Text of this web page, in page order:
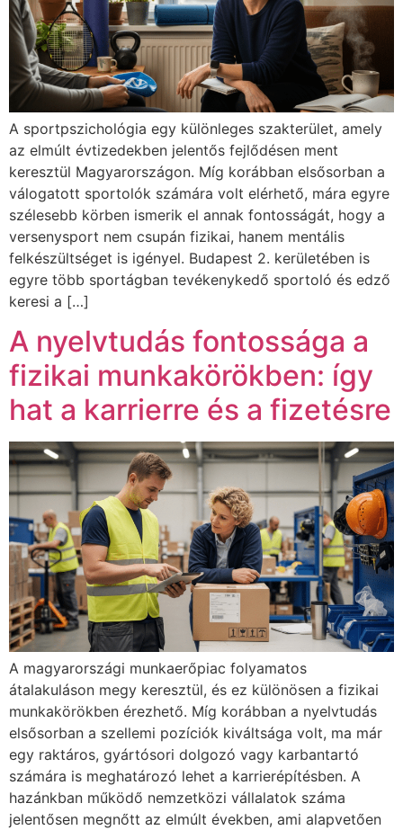
A sportpszichológia egy különleges szakterület, amely
az elmúlt évtizedekben jelentős fejlődésen ment
keresztül Magyarországon. Míg korábban elsősorban a
válogatott sportolók számára volt elérhető, mára egyre
szélesebb körben ismerik el annak fontosságát, hogy a
versenysport nem csupán fizikai, hanem mentális
felkészültséget is igényel. Budapest 2. kerületében is
egyre több sportágban tevékenykedő sportoló és edző
keresi a […]
A nyelvtudás fontossága a
fizikai munkakörökben: így
hat a karrierre és a fizetésre
A magyarországi munkaerőpiac folyamatos
átalakuláson megy keresztül, és ez különösen a fizikai
munkakörökben érezhető. Míg korábban a nyelvtudás
elsősorban a szellemi pozíciók kiváltsága volt, ma már
egy raktáros, gyártósori dolgozó vagy karbantartó
számára is meghatározó lehet a karrierépítésben. A
hazánkban működő nemzetközi vállalatok száma
jelentősen megnőtt az elmúlt években, ami alapvetően